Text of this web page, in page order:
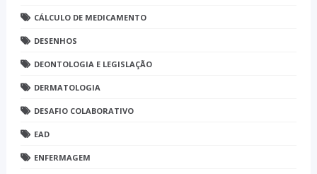
CÁLCULO DE MEDICAMENTO
DESENHOS
DEONTOLOGIA E LEGISLAÇÃO
DERMATOLOGIA
DESAFIO COLABORATIVO
EAD
ENFERMAGEM